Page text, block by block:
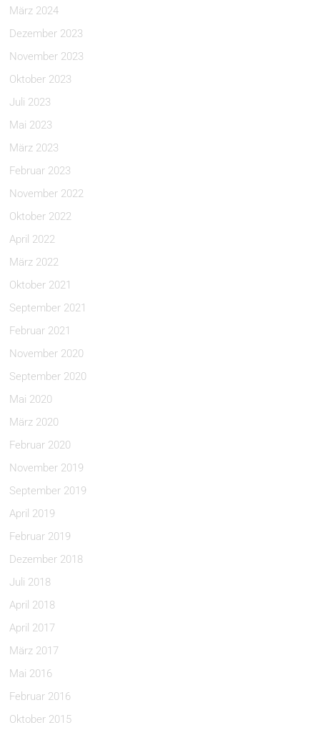
März 2024
Dezember 2023
November 2023
Oktober 2023
Juli 2023
Mai 2023
März 2023
Februar 2023
November 2022
Oktober 2022
April 2022
März 2022
Oktober 2021
September 2021
Februar 2021
November 2020
September 2020
Mai 2020
März 2020
Februar 2020
November 2019
September 2019
April 2019
Februar 2019
Dezember 2018
Juli 2018
April 2018
April 2017
März 2017
Mai 2016
Februar 2016
Oktober 2015